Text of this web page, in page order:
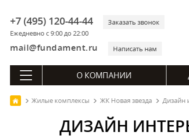
+7 (495) 120-44-44
Ежедневно с 9:00 до 22:00
Заказать звонок
mail@fundament.ru Написать нам
О КОМПАНИИ
Жилые комплексы ЖК Новая звезда Дизайн
ДИЗАЙН